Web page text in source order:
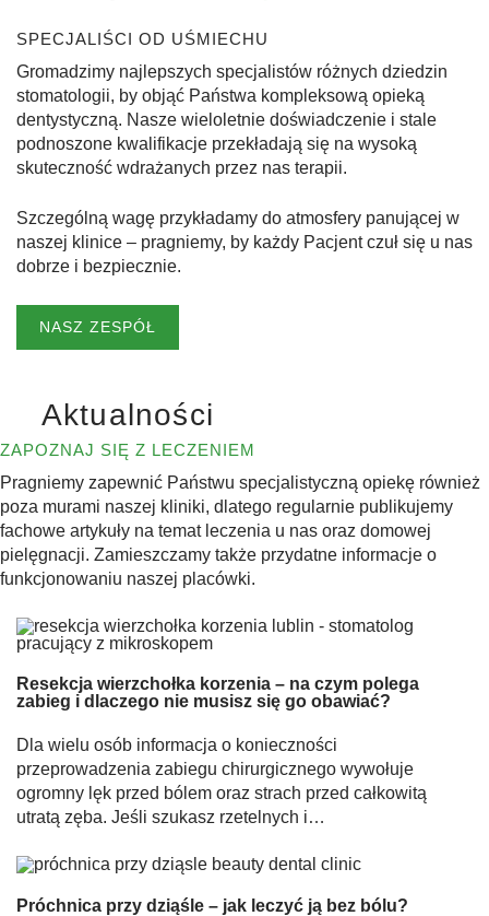
SPECJALIŚCI OD UŚMIECHU
Gromadzimy najlepszych specjalistów różnych dziedzin
stomatologii, by objąć Państwa kompleksową opieką
dentystyczną. Nasze wieloletnie doświadczenie i stale
podnoszone kwalifikacje przekładają się na wysoką
skuteczność wdrażanych przez nas terapii.
Szczególną wagę przykładamy do atmosfery panującej w
naszej klinice – pragniemy, by każdy Pacjent czuł się u nas
dobrze i bezpiecznie.
NASZ ZESPÓŁ
Aktualności
ZAPOZNAJ SIĘ Z LECZENIEM
Pragniemy zapewnić Państwu specjalistyczną opiekę również
poza murami naszej kliniki, dlatego regularnie publikujemy
fachowe artykuły na temat leczenia u nas oraz domowej
pielęgnacji. Zamieszczamy także przydatne informacje o
funkcjonowaniu naszej placówki.
Resekcja wierzchołka korzenia – na czym polega
zabieg i dlaczego nie musisz się go obawiać?
Dla wielu osób informacja o konieczności
przeprowadzenia zabiegu chirurgicznego wywołuje
ogromny lęk przed bólem oraz strach przed całkowitą
utratą zęba. Jeśli szukasz rzetelnych i…
Próchnica przy dziąśle – jak leczyć ją bez bólu?